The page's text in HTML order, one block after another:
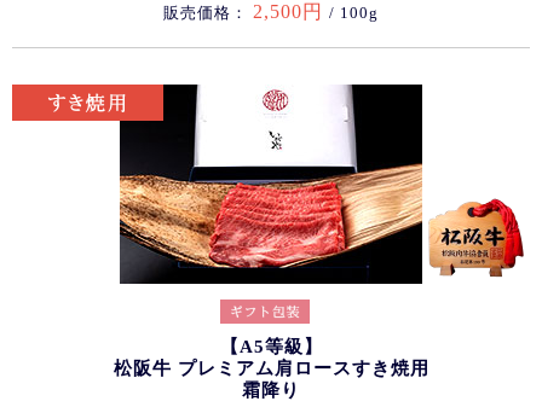
販売価格： 2,500円 / 100g
【A5等級】
松阪牛 プレミアム肩ロースすき焼用
霜降り